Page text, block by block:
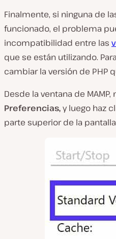
Finalmente, si ninguna de
funcionado, el problema
incompatibilidad entre las
que se están utilizando.
cambiar la versión de PHP
Desde la ventana de MAMP,
Preferencias,y luego haz
parte superior de la